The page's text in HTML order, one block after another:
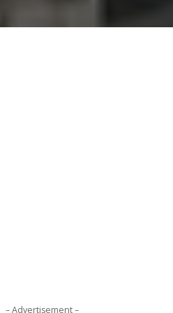
– Advertisement –